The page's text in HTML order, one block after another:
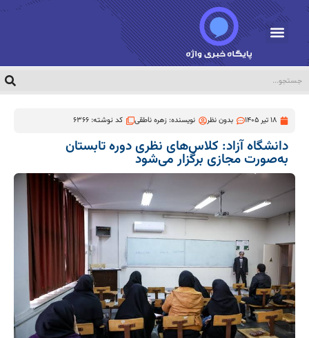
18 تیر 1405 بدون نظر نویسنده:زهره ناطقی کد نوشته: 6366
دانشگاه آزاد: کلاس‌های نظری دوره تابستان
به‌صورت مجازی برگزار می‌شود